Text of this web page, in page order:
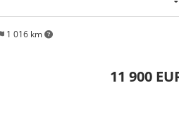
1 016 km
11 900